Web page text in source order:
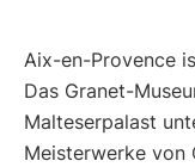
Aix-en-Provence
Das Granet-
Malteserpalast
Meisterwerke von